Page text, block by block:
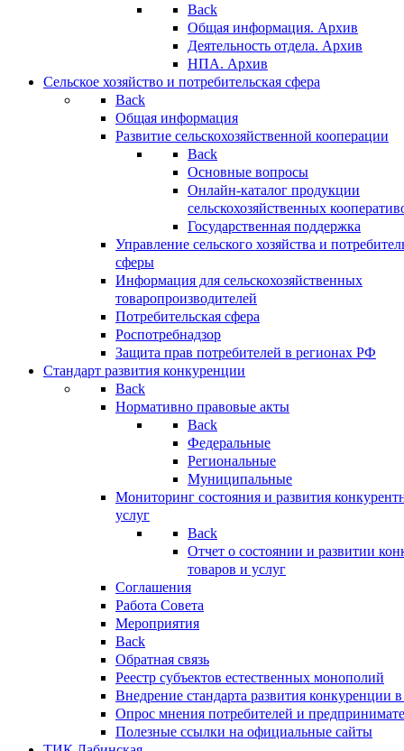
Back
Общая информация. Архив
Деятельность отдела. Архив
НПА. Архив
Сельское хозяйство и потребительская сфера
Back
Общая информация
Развитие сельскохозяйственной кооперации
Back
Основные вопросы
Онлайн-каталог продукции
сельскохозяйственных
Государственная поддержка
Управление сельского хозяйства и
сферы
Информация для сельскохозяйственных
товаропроизводителей
Потребительская сфера
Роспотребнадзор
Защита прав потребителей в регионах РФ
Стандарт развития конкуренции
Back
Нормативно правовые акты
Back
Федеральные
Региональные
Муниципальные
Мониторинг состояния и развития
услуг
Back
Отчет о состоянии и развитии
товаров и услуг
Соглашения
Работа Совета
Мероприятия
Back
Обратная связь
Реестр субъектов естественных монополий
Внедрение стандарта развития конкуренции
Опрос мнения потребителей и
Полезные ссылки на официальные сайты